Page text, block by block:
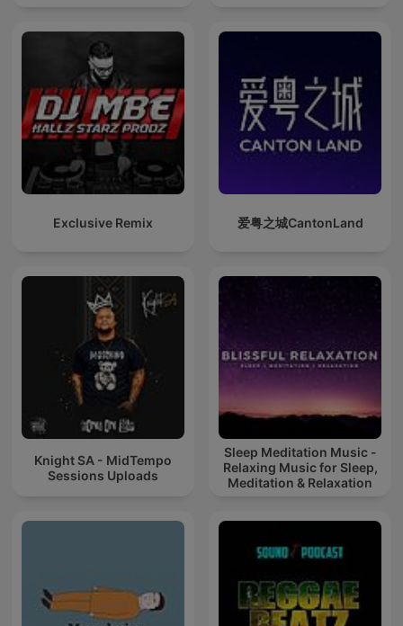
Exclusive Remix 爱粤之城CantonLand
Knight SA - MidTempo
Sessions Uploads
Sleep Meditation Music -
Relaxing Music for Sleep,
Meditation & Relaxation